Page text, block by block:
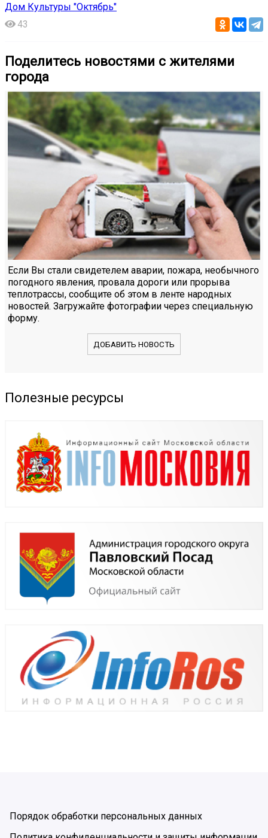
Дом Культуры "Октябрь"
43
Поделитесь новостями с жителями
города
Если Вы стали свидетелем аварии, пожара, необычного
погодного явления, провала дороги или прорыва
теплотрассы, сообщите об этом в ленте народных
новостей. Загружайте фотографии через специальную
форму.
ДОБАВИТЬ НОВОСТЬ
Полезные ресурсы
Порядок обработки персональных данных